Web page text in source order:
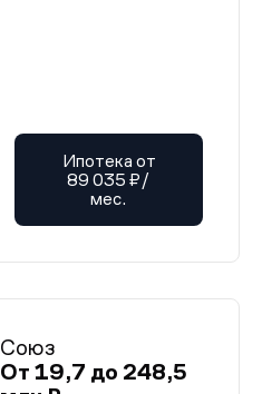
Ипотека от
89 035 ₽/
мес.
Союз
От 19,7 до 248,5